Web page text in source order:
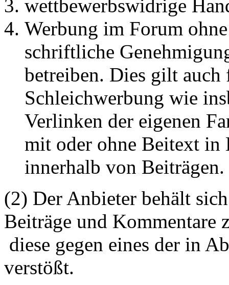
wettbewerbswidrige
Werbung im Forum
schriftliche
betreiben. Dies gilt auch
Schleichwerbung wie
Verlinken der eigenen
mit oder ohne Beitext in
innerhalb von Beiträgen.
(2) Der Anbieter behält
Beiträge und Kommentare
diese gegen eines der in
verstößt.